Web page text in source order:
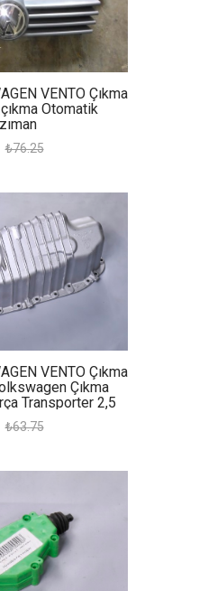
VENTO Çıkma
Otomatik
₺76.25
VENTO Çıkma
Çıkma
Transporter 2,5
₺63.75